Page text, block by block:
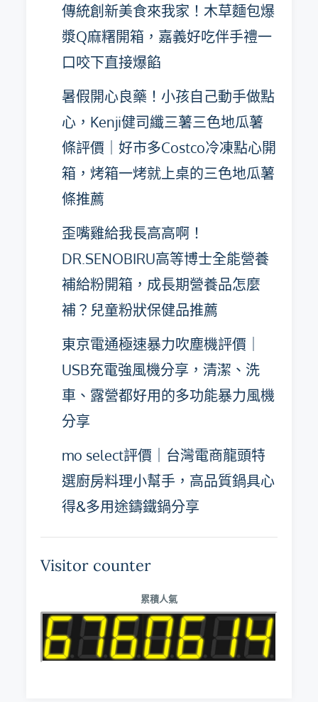
傳統創新美食來我家！木草麵包爆
漿Q麻糬開箱，嘉義好吃伴手禮一
口咬下直接爆餡
暑假開心良藥！小孩自己動手做點
心，Kenji健司纖三薯三色地瓜薯
條評價｜好市多Costco冷凍點心開
箱，烤箱一烤就上桌的三色地瓜薯
條推薦
歪嘴雞給我長高高啊！
DR.SENOBIRU高等博士全能營養
補給粉開箱，成長期營養品怎麼
補？兒童粉狀保健品推薦
東京電通極速暴力吹塵機評價｜
USB充電強風機分享，清潔、洗
車、露營都好用的多功能暴力風機
分享
mo select評價｜台灣電商龍頭特
選廚房料理小幫手，高品質鍋具心
得&多用途鑄鐵鍋分享
Visitor counter
累積人氣